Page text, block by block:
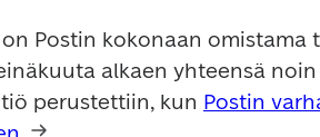
Postin kokonaan omistama
alkaen yhteensä
perustettiin, kun Postin